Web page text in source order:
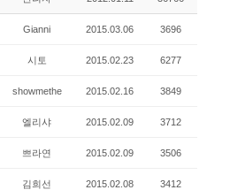
Gianni 2015.03.06 3696
시토 2015.02.23 6277
showmethe 2015.02.16 3849
엘리샤 2015.02.09 3712
쁘라연 2015.02.09 3506
김희선 2015.02.08 3412